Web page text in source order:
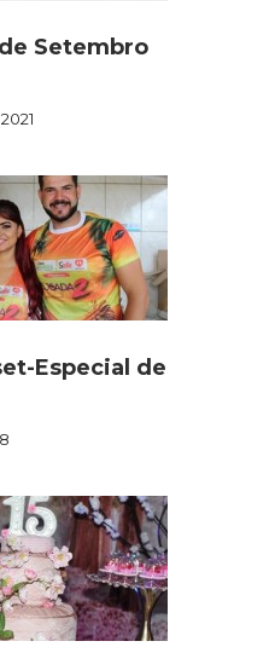
Setembro
Especial de